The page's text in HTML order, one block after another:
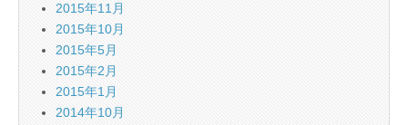
2015年11月
2015年10月
2015年5月
2015年2月
2015年1月
2014年10月